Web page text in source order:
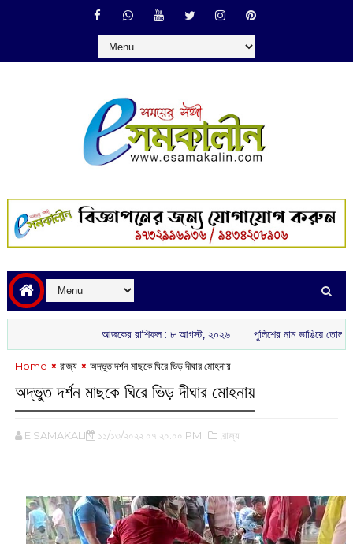
আজকের রাশিফল :‌ ‌‌৮ আগস্ট, ২০২৬ পুলিশের নাম ভাঙিয়ে তোলাবাজি!
Home রাজ্য অদ্ভুত দর্শন মাছকে ঘিরে ভিড় দীঘার মোহনায়
অদ্ভুত দর্শন মাছকে ঘিরে ভিড় দীঘার মোহনায়
E SAMAKALIN ১১/১৩/২০২২ ০৭:২০:০০ PM ,রাজ্য